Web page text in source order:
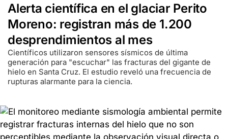
Alerta científica en el glaciar Perito
Moreno: registran más de 1.200
desprendimientos al mes
Científicos utilizaron sensores sísmicos de última
generación para "escuchar" las fracturas del gigante de
hielo en Santa Cruz. El estudio reveló una frecuencia de
rupturas alarmante para la ciencia.